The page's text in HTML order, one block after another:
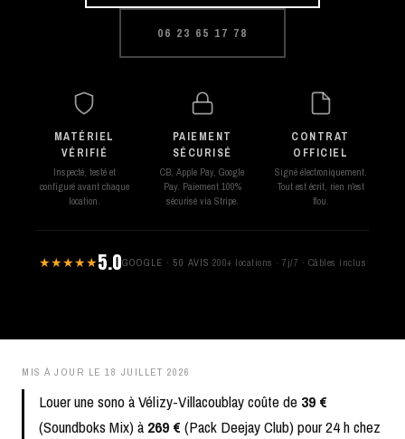
06 23 65 17 78
MATÉRIEL
VÉRIFIÉ
Inspecté, testé et
configuré avant chaque
location.
PAIEMENT
SÉCURISÉ
CB, Apple Pay, Google
Pay. Paiement 100%
sécurisé via Stripe.
CONTRAT
OFFICIEL
Signé électroniquement.
Tout est écrit, rien n'est
flou.
★★★★★5.0GOOGLE · 50 AVIS ·200+ locations · 7j/7 · Câbles inclus
MIS À JOUR LE 18 JUILLET 2026
Louer une sono à Vélizy-Villacoublay coûte de 39 €
(Soundboks Mix) à269 € (Pack Deejay Club) pour 24 h chez